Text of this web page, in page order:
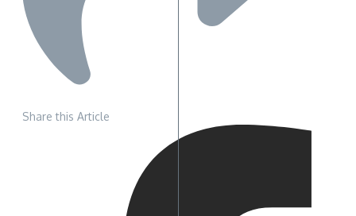
Share this Article